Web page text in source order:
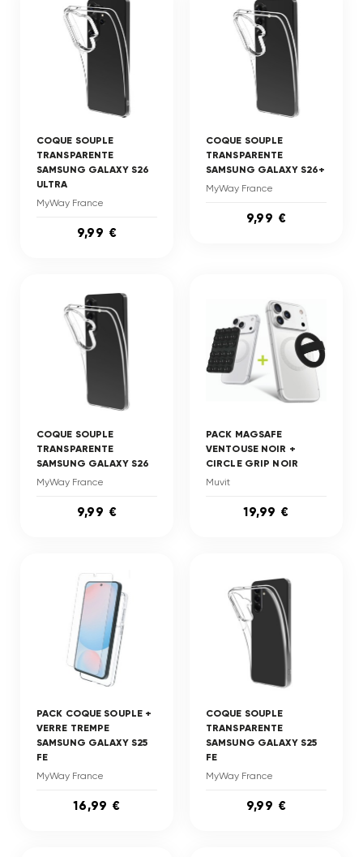
COQUE SOUPLE
TRANSPARENTE
SAMSUNG GALAXY S26
ULTRA
MyWay France
9,99 €
COQUE SOUPLE
TRANSPARENTE
SAMSUNG GALAXY S26+
MyWay France
9,99 €
COQUE SOUPLE
TRANSPARENTE
SAMSUNG GALAXY S26
MyWay France
9,99 €
PACK MAGSAFE
VENTOUSE NOIR +
CIRCLE GRIP NOIR
Muvit
19,99 €
PACK COQUE SOUPLE +
VERRE TREMPE
SAMSUNG GALAXY S25
FE
MyWay France
16,99 €
COQUE SOUPLE
TRANSPARENTE
SAMSUNG GALAXY S25
FE
MyWay France
9,99 €